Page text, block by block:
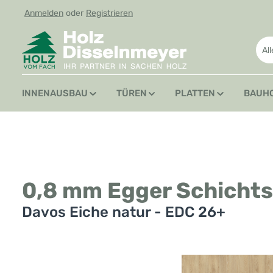
Hauptinhalt springen
Zur Suche springen
Zur Hauptnavigation springen
Anmelden oder Registrieren
INNENAUSBAU TÜREN PLATTEN
0,8 mm Egger
Davos Eiche natur - EDC 26+